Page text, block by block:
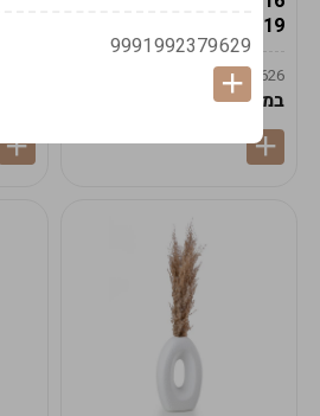
19ס"מ -קרם
9009492379626
במארז6
9991992379629